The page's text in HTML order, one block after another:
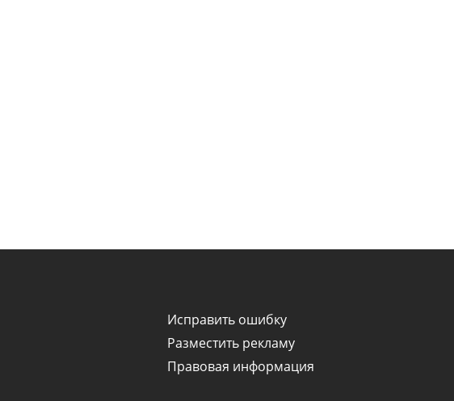
Исправить ошибку
Разместить рекламу
Правовая информация